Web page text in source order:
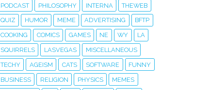
PODCAST PHILOSOPHY INTERNA THEWEB
QUIZ HUMOR MEME ADVERTISING BFTP
COOKING COMICS GAMES NE WY LA
SQUIRRELS LASVEGAS MISCELLANEOUS
TECHY AGEISM CATS SOFTWARE FUNNY
BUSINESS RELIGION PHYSICS MEMES